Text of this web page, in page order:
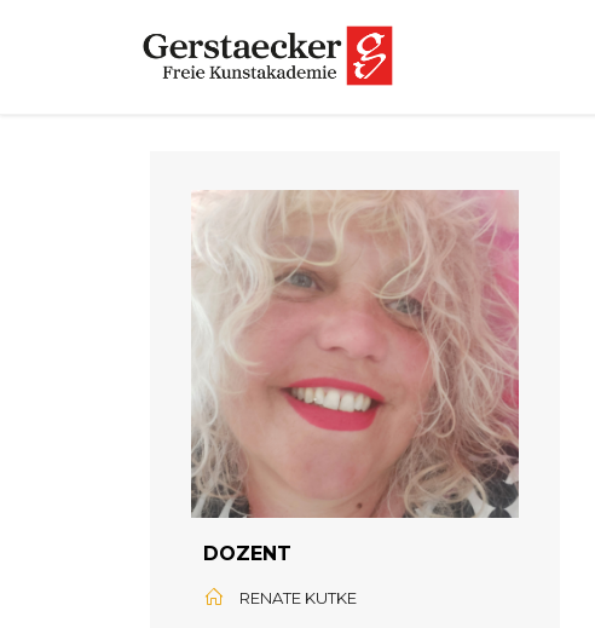
DOZENT
RENATE KUTKE